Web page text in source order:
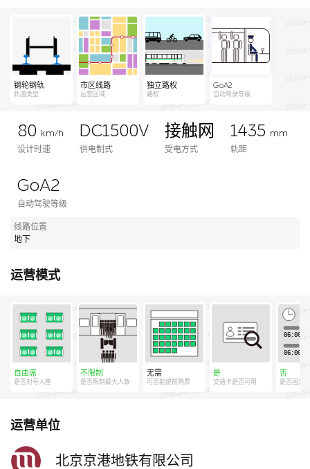
钢轮钢轨
轨道类型
市区线路
运营区域
独立路权
路权
GoA2
自动驾驶等级
80
km/h
设计时速
DC1500V
供电制式
接触网
受电方式
1435 mm
轨距
GoA2
自动驾驶等级
线路位置
地下
运营模式
自由席
是否对号入座
不限制
是否限制最大人数
无需
可否能提前购票
是
交通卡是否可用
否
是否固定
运营单位
北京京港地铁有限公司